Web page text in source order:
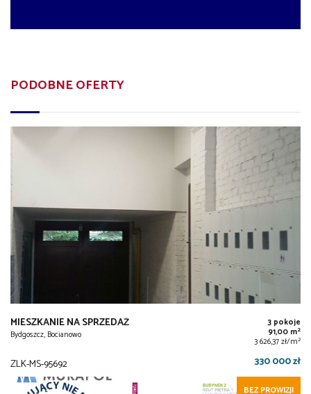
PODOBNE OFERTY
MIESZKANIE NA SPRZEDAŻ
Bydgoszcz, Bocianowo
3 pokoje
91,00 m2
3 626,37 zł/m2
ZLK-MS-95692 330 000 zł
BEZ PROWIZJI